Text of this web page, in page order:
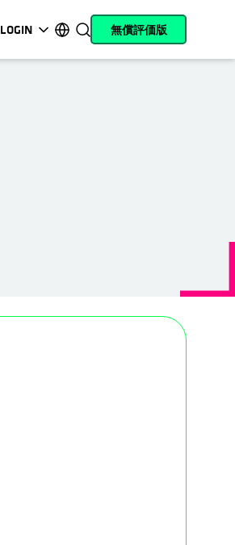
LOGIN
新しいタブで開く
新しいタブで開く
新しいタブで開く
新しいタブで開く
新しいタブで開く
新しいタブで開く
新しいタブで開く
新しいタブで開く
無償評価版